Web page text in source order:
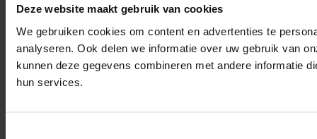
Deze website maakt gebruik van cookies
We gebruiken cookies om content en advertenties te
analyseren. Ook delen we informatie over uw gebruik van
kunnen deze gegevens combineren met andere informatie
hun services.